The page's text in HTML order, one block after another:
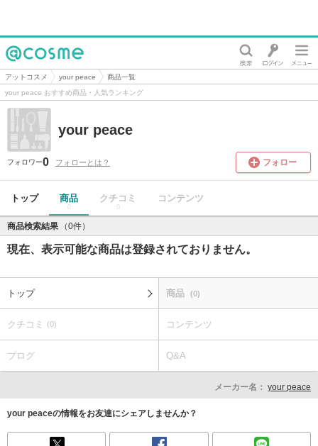
@cosme
アットコスメ your peace
商品一覧
your peace おすすめ商品・人気ランキング
your peace
フォロワー0 フォローとは？ フォロー
トップ 商品
0
クチコミ
0
コンテンツ
商品検索結果 （0件）
現在、表示可能な商品は登録されておりません。
トップ 商品 (0)
クチコミ (0) コンテンツ
ブログ Q&A
メーカー名： your peace
your peaceの情報をお友達にシェアしませんか？